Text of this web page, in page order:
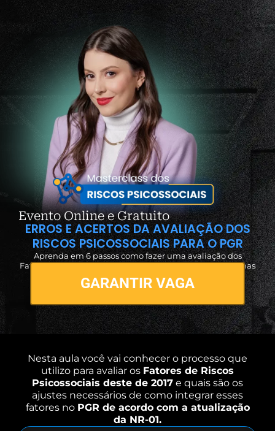
Evento Online e Gratuito
ERROS E ACERTOS DA AVALIAÇÃO DOS
RISCOS PSICOSSOCIAIS PARA O PGR
Aprenda em 6 passos como fazer uma avaliação dos
Fatores de Riscos Psicossociais com segurança e sem falhas
GARANTIR VAGA
Nesta aula você vai conhecer o processo que
utilizo para avaliar os Fatores de Riscos
Psicossociais deste de 2017 e quais são os
ajustes necessários de como integrar esses
fatores no PGR de acordo com a atualização
da NR-01.